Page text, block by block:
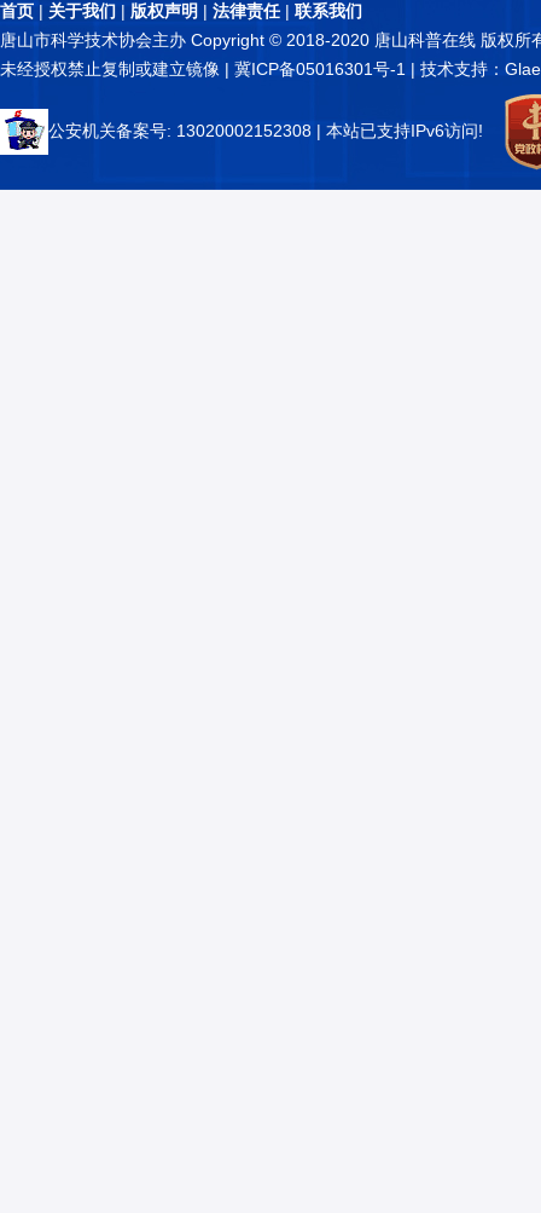
首页 | 关于我们 | 版权声明 | 法律责任| 联系我们
唐山市科学技术协会主办 Copyright © 2018-2020 唐山科普在线 版权所
未经授权禁止复制或建立镜像 | 冀ICP备05016301号-1 | 技术支持：
公安机关备案号: 13020002152308 | 本站已支持IPv6访问!